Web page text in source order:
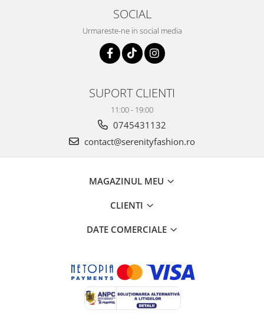
SOCIAL
Urmareste-ne in social media
SUPORT CLIENTI
11:00 - 19:00
0745431132
contact@serenityfashion.ro
MAGAZINUL MEU
CLIENTI
DATE COMERCIALE